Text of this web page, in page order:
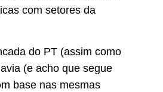
com setores da
do PT (assim como
(e acho que segue
base nas mesmas